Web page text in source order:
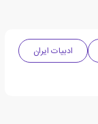
ادبیات ایران